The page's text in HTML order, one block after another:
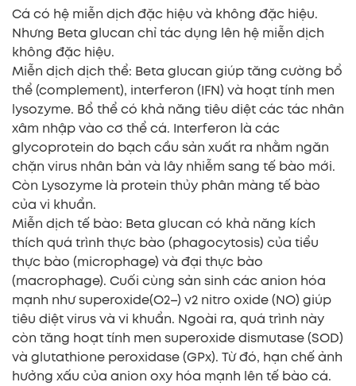
Cá có hệ miễn dịch đặc hiệu và không đặc hiệu.
Nhưng Beta glucan chỉ tác dụng lên hệ miễn dịch
không đặc hiệu.
Miễn dịch dịch thể: Beta glucan giúp tăng cường bổ
thể (complement), interferon (IFN) và hoạt tính men
lysozyme. Bổ thể có khả năng tiêu diệt các tác nhân
xâm nhập vào cơ thể cá. Interferon là các
glycoprotein do bạch cầu sản xuất ra nhằm ngăn
chặn virus nhân bản và lây nhiễm sang tế bào mới.
Còn Lysozyme là protein thủy phân màng tế bào
của vi khuẩn.
Miễn dịch tế bào: Beta glucan có khả năng kích
thích quá trình thực bào (phagocytosis) của tiểu
thực bào (microphage) và đại thực bào
(macrophage). Cuối cùng sản sinh các anion hóa
mạnh như superoxide(O2–) v2 nitro oxide (NO) giúp
tiêu diệt virus và vi khuẩn. Ngoài ra, quá trình này
còn tăng hoạt tính men superoxide dismutase (SOD)
và glutathione peroxidase (GPx). Từ đó, hạn chế ảnh
hưởng xấu của anion oxy hóa mạnh lên tế bào cá.